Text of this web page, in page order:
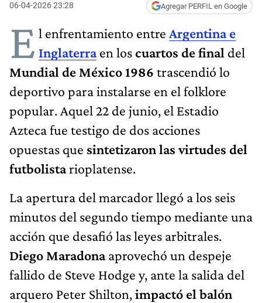
06-04-2026 23:28 Agregar PERFIL en Google
E l enfrentamiento entre Argentina e
Inglaterraen loscuartos de final del
Mundial de México 1986 trascendió lo
deportivo para instalarse en el folklore
popular. Aquel 22 de junio, el Estadio
Azteca fue testigo de dos acciones
opuestas que sintetizaron las virtudes del
futbolistarioplatense.
La apertura del marcador llegó a los seis
minutos del segundo tiempo mediante una
acción que desafió las leyes arbitrales.
Diego Maradonaaprovechó un despeje
fallido de Steve Hodge y, ante la salida del
arquero Peter Shilton,impactó el balón